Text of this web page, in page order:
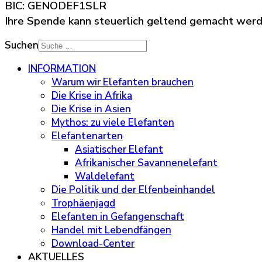
BIC: GENODEF1SLR
Ihre Spende kann steuerlich geltend gemacht
Suchen
INFORMATION
Warum wir Elefanten brauchen
Die Krise in Afrika
Die Krise in Asien
Mythos: zu viele Elefanten
Elefantenarten
Asiatischer Elefant
Afrikanischer Savannenelefant
Waldelefant
Die Politik und der Elfenbeinhandel
Trophäenjagd
Elefanten in Gefangenschaft
Handel mit Lebendfängen
Download-Center
AKTUELLES